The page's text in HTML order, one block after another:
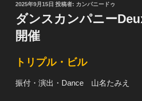
投
稿
日:
2025年9月15日 投稿者: カンパニードゥ
ダンスカンパニー
開催
トリプル・ビル
振付・演出・Dance 山名たみえ